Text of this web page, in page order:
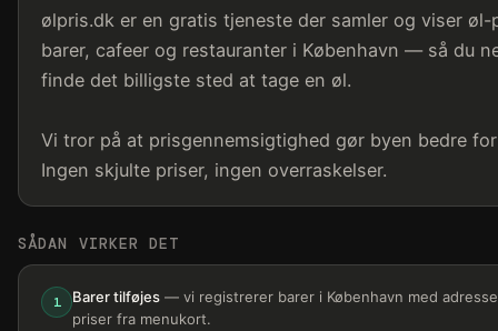
ølpris.dk er en gratis tjeneste der samler og viser øl-
barer, cafeer og restauranter i København — så du
finde det billigste sted at tage en øl.
Vi tror på at prisgennemsigtighed gør byen bedre
Ingen skjulte priser, ingen overraskelser.
SÅDAN VIRKER DET
1 Barer tilføjes — vi registrerer barer i København med
priser fra menukort.